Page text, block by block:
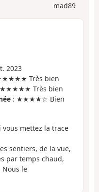
mad89
2023
Très bien
Très bien
: ★★★★☆ Bien
mettez la trace
sentiers, de la vue,
par temps chaud,
Nous le